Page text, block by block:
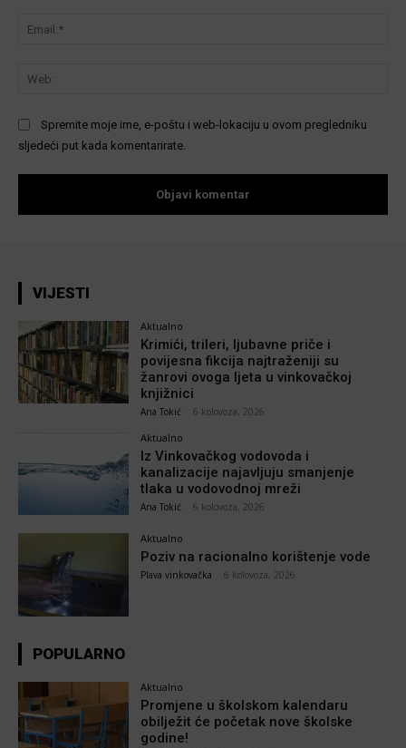
Spremite moje ime, e-poštu i web-lokaciju u ovom pregledniku
sljedeći put kada komentarirate.
VIJESTI
Aktualno
Krimići, trileri, ljubavne priče i
povijesna fikcija najtraženiji su
žanrovi ovoga ljeta u vinkovačkoj
knjižnici
Ana Tokić 6 kolovoza, 2026
Aktualno
Iz Vinkovačkog vodovoda i
kanalizacije najavljuju smanjenje
tlaka u vodovodnoj mreži
Ana Tokić 6 kolovoza, 2026
Aktualno
Poziv na racionalno korištenje vode
Plava vinkovačka 6 kolovoza, 2026
POPULARNO
Aktualno
Promjene u školskom kalendaru
obilježit će početak nove školske
godine!